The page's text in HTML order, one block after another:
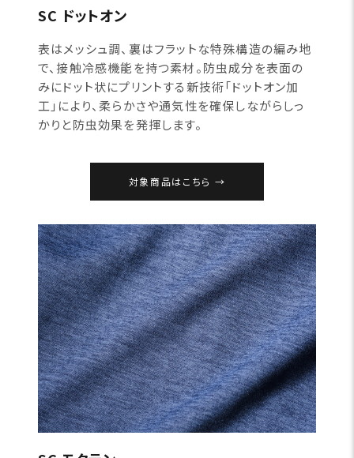
SC ドットオン
表はメッシュ調、裏はフラットな特殊構造の編み地
で、接触冷感機能を持つ素材。防虫成分を表面の
みにドット状にプリントする新技術「ドットオン加
工」により、柔らかさや通気性を確保しながらしっ
かりと防虫効果を発揮します。
対象商品はこちら